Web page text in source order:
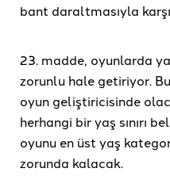
bant daraltmasıyla
23. madde, oyunlarda
zorunlu hale getiriyor.
oyun geliştiricisinde
herhangi bir yaş sınırı
oyunu en üst yaş
zorunda kalacak.